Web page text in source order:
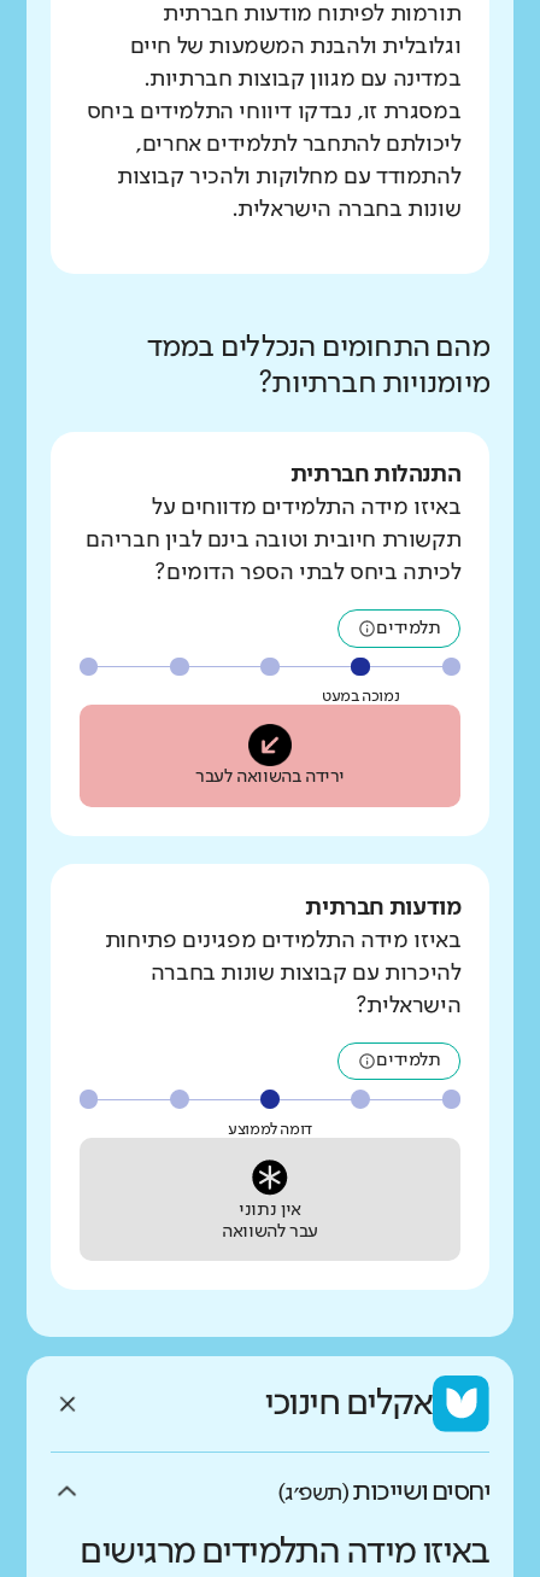
תורמות לפיתוח מודעות חברתית
וגלובלית ולהבנת המשמעות של חיים
במדינה עם מגוון קבוצות חברתיות.
במסגרת זו, נבדקו דיווחי התלמידים ביחס
ליכולתם להתחבר לתלמידים אחרים,
להתמודד עם מחלוקות ולהכיר קבוצות
שונות בחברה הישראלית.
מהם התחומים הנכללים בממד
מיומנויות חברתיות?
התנהלות חברתית
באיזו מידה התלמידים מדווחים על
תקשורת חיובית וטובה בינם לבין חבריהם
לכיתה ביחס לבתי הספר הדומים?
תלמידים
נמוכה במעט
ירידה בהשוואה לעבר
מודעות חברתית
באיזו מידה התלמידים מפגינים פתיחות
להיכרות עם קבוצות שונות בחברה
הישראלית?
תלמידים
דומה לממוצע
אין נתוני
עבר להשוואה
אקלים חינוכי
יחסים ושייכות(תשפ״ג)
באיזו מידה התלמידים מרגישים